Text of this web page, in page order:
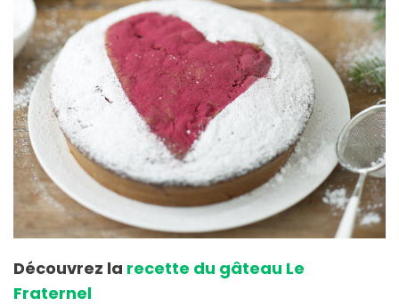
Découvrez la recette du gâteau Le
Fraternel